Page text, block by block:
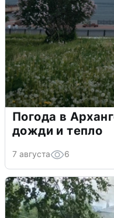
Погода в
дожди и тепло
7 августа 6